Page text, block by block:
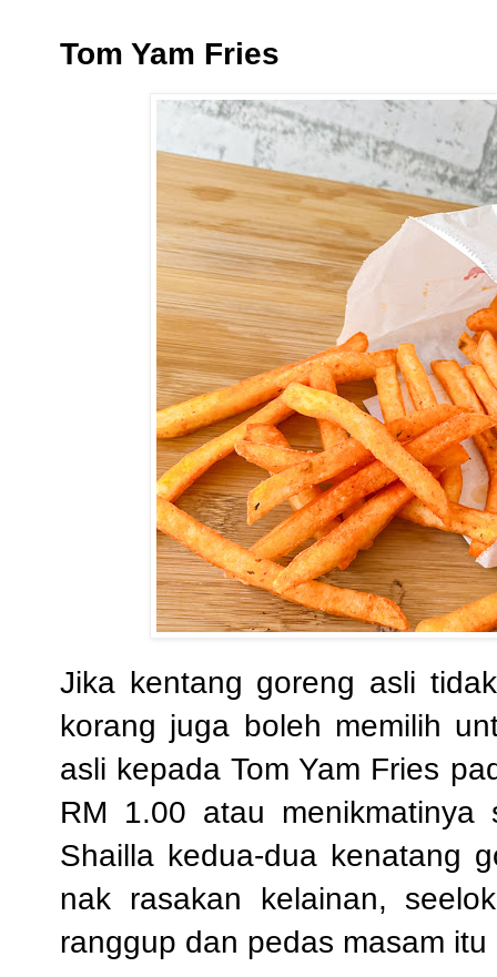
Tom Yam Fries
Jika kentang goreng asli
korang juga boleh memilih
asli kepada Tom Yam Fries
RM 1.00 atau
Shailla kedua-dua kenatang
nak rasakan kelainan,
ranggup dan pedas masam